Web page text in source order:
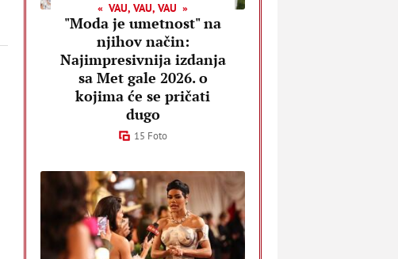
VAU, VAU, VAU
"Moda je umetnost" na
njihov način:
Najimpresivnija izdanja
sa Met gale 2026. o
kojima će se pričati
dugo
15 Foto